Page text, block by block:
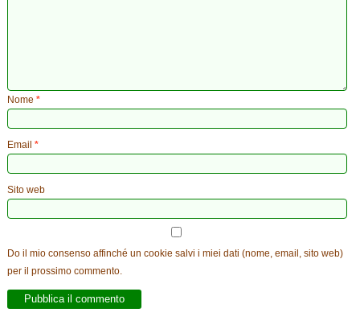
Nome*
Email*
Sito web
Do il mio consenso affinché un cookie salvi i miei dati (nome, email, sito web)
per il prossimo commento.